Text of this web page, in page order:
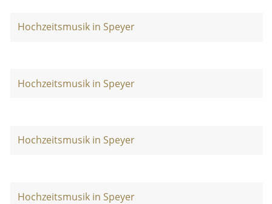
Hochzeitsmusik in Speyer
Hochzeitsmusik in Speyer
Hochzeitsmusik in Speyer
Hochzeitsmusik in Speyer